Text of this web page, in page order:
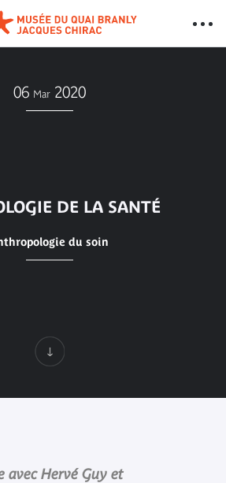
06 Mar 2020
DE LA SANTÉ
du soin
avec Hervé Guy et